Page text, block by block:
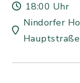
18:00 Uhr
Nindorfer